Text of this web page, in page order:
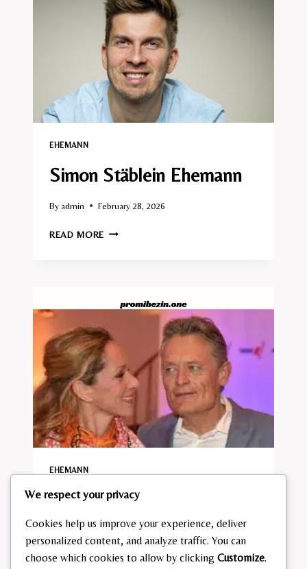
EHEMANN​
Simon Stäblein Ehemann
Byadmin February 28, 2026
READ MORE SIMON
EHEMANN​
Tamina kallert Ehemann
Byadmin February 24, 2026
READ MORETAMINA
We respect your privacy
Cookies help us improve your experience, deliver
personalized content, and analyze traffic. You can
choose which cookies to allow by clicking Customize.